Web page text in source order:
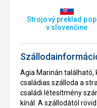
Strojový preklad
v slovenčine
Agia Marinán található,
családias szálloda a
családi létesítmény
kínál. A szállodától